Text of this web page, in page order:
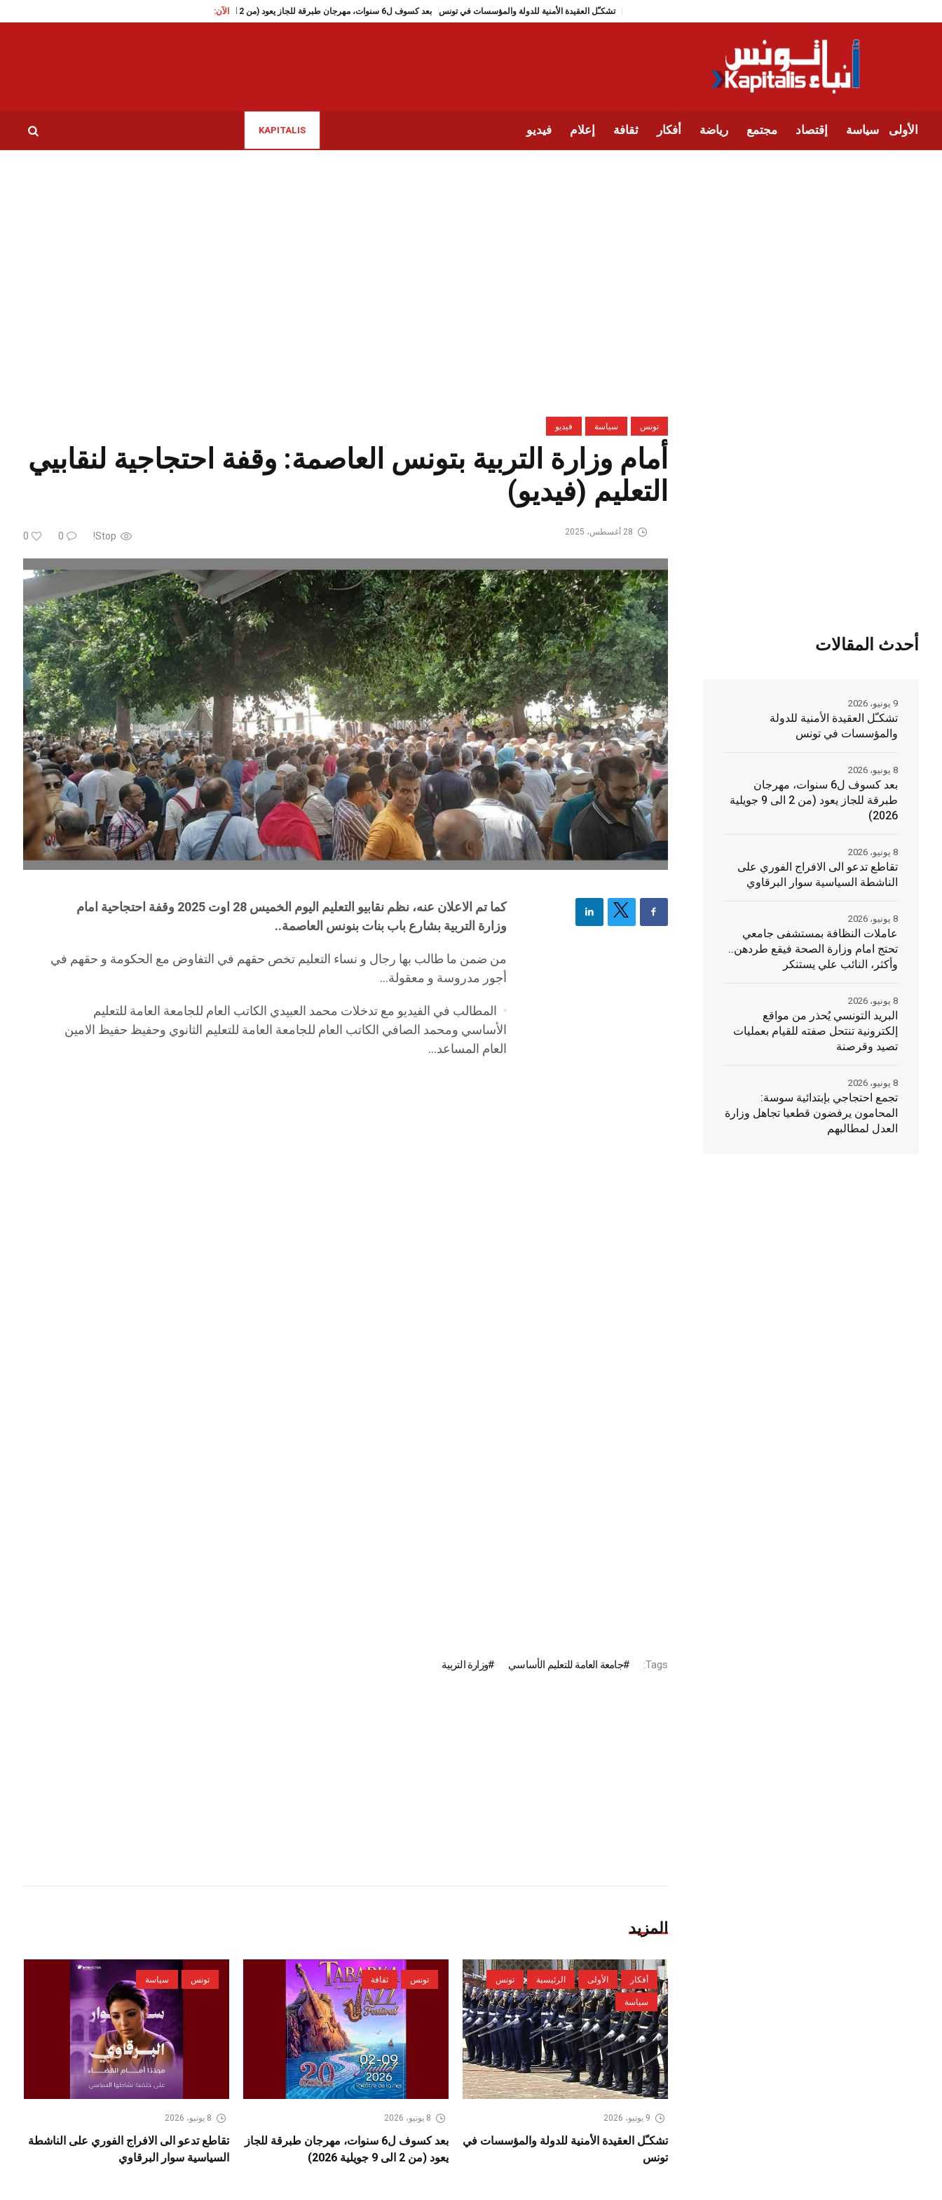
الآن: تشكـّل العقيدة الأمنية للدولة والمؤسسات في تونس بعد كسوف ل6 سنوات، مهرجان طبرقة للجاز يعود (من 2 الى 9 جويلية 2026)
الأولى سياسة إقتصاد مجتمع رياضة أفكار ثقافة إعلام فيديو KAPITALIS
تونس سياسة فيديو
أمام وزارة التربية بتونس العاصمة: وقفة احتجاجية لنقابيي
التعليم (فيديو)
Stop!
0
0 28 أغسطس، 2025
كما تم الاعلان عنه، نظم نقابيو التعليم اليوم الخميس 28 اوت 2025 وقفة احتجاحية امام
وزارة التربية بشارع باب بنات بنونس العاصمة..
من ضمن ما طالب بها رجال و نساء التعليم تخص حقهم في التفاوض مع الحكومة و حقهم في
أجور مدروسة و معقولة…
المطالب في الفيديو مع تدخلات محمد العبيدي الكاتب العام للجامعة العامة للتعليم
الأساسي ومحمد الصافي الكاتب العام للجامعة العامة للتعليم الثانوي وحفيظ حفيظ الامين
العام المساعد…
Tags: جامعة العامة للتعليم الأساسي وزارة التربية
المزيد
أفكار الأولى الرئيسية
تونس
سياسة
9 يونيو، 2026
تشكـّل العقيدة الأمنية للدولة والمؤسسات في
تونس
تونس ثقافة
8 يونيو، 2026
بعد كسوف ل6 سنوات، مهرجان طبرقة للجاز
يعود (من 2 الى 9 جويلية 2026)
تونس سياسة
8 يونيو، 2026
تقاطع تدعو الى الافراج الفوري على الناشطة
السياسية سوار البرقاوي
أحدث المقالات
تشكـّل العقيدة الأمنية للدولة
والمؤسسات في تونس
9 يونيو، 2026
بعد كسوف ل6 سنوات، مهرجان
طبرقة للجاز يعود (من 2 الى 9 جويلية
2026)
8 يونيو، 2026
تقاطع تدعو الى الافراج الفوري على
الناشطة السياسية سوار البرقاوي
8 يونيو، 2026
عاملات النظافة بمستشفى جامعي
تحتج امام وزارة الصحة فيقع طردهن..
وأكثر، النائب علي يستنكر
8 يونيو، 2026
البريد التونسي يُحذر من مواقع
إلكترونية تنتحل صفته للقيام بعمليات
تصيد وقرصنة
8 يونيو، 2026
تجمع احتجاجي بإبتدائية سوسة:
المحامون يرفضون قطعيا تجاهل وزارة
العدل لمطالبهم
8 يونيو، 2026